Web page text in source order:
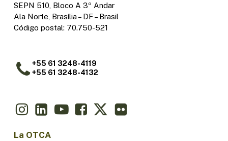
SEPN 510, Bloco A 3º Andar
Ala Norte, Brasília – DF – Brasil
Código postal: 70.750-521
+55 61 3248-4119
+55 61 3248-4132
La OTCA